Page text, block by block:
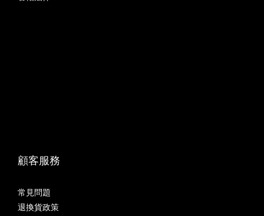
顧客服務
常見問題
退換貨政策